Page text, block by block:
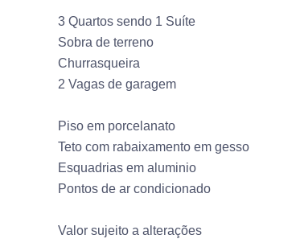
3 Quartos sendo 1 Suíte
Sobra de terreno
Churrasqueira
2 Vagas de garagem
Piso em porcelanato
Teto com rabaixamento em gesso
Esquadrias em aluminio
Pontos de ar condicionado
Valor sujeito a alterações